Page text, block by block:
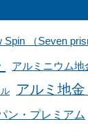
Spin （Seven
アルミニウム地
アルミ地
ン・プレミアム